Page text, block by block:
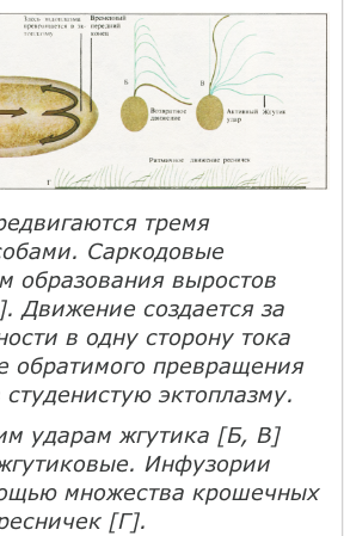
тремя
Саркодовые
образования выростов
Движение создается за
в одну сторону тока
обратимого превращения
эктоплазму.
ударам жгутика [Б, В]
Инфузории
множества крошечных
[Г].